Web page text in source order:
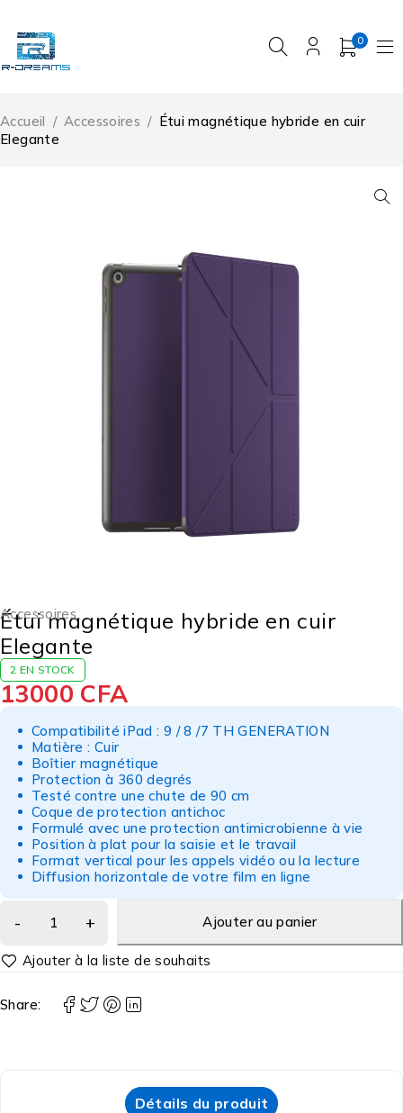
0
Accueil / Accessoires / Étui magnétique hybride en cuir
Elegante
Accessoires
Étui magnétique hybride en cuir
Elegante
2 EN STOCK
13000 CFA
Compatibilité iPad : 9 / 8 /7 TH GENERATION
Matière : Cuir
Boîtier magnétique
Protection à 360 degrés
Testé contre une chute de 90 cm
Coque de protection antichoc
Formulé avec une protection antimicrobienne à vie
Position à plat pour la saisie et le travail
Format vertical pour les appels vidéo ou la lecture
Diffusion horizontale de votre film en ligne
Ajouter au panier
Share:
Détails du produit